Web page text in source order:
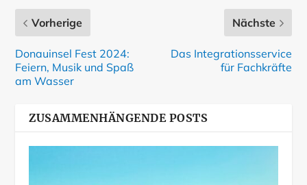
Vorherige
Donauinsel Fest 2024:
Feiern, Musik und Spaß
am Wasser
Nächste
Das Integrationsservice
für Fachkräfte
ZUSAMMENHÄNGENDE POSTS